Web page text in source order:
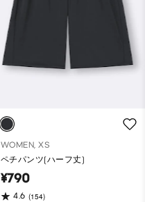
WOMEN, XS
ペチパンツ(ハーフ丈)
¥790
4.6 (154)